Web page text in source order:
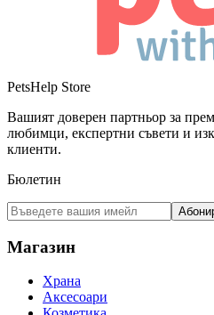
PetsHelp Store
Вашият доверен партньор за
любимци, експертни съвети и
клиенти.
Бюлетин
Магазин
Храна
Аксесоари